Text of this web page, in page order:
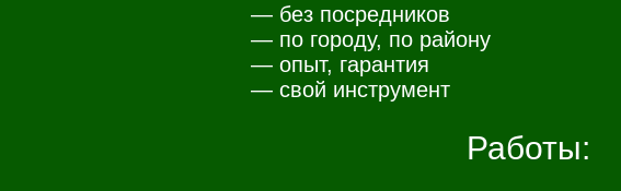
— без посредников
— по городу, по району
— опыт, гарантия
— свой инструмент
Работы: